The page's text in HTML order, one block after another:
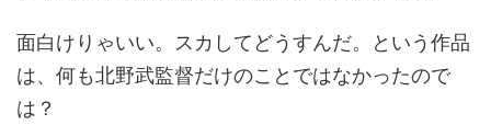
面白けりゃいい。スカしてどうすんだ。という作品
は、何も北野武監督だけのことではなかったので
は？